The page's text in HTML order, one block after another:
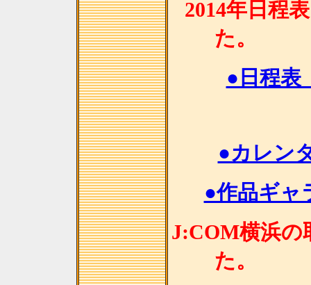
2014年日程
●日程表
●カレン
●作品ギャ
J:COM横浜の